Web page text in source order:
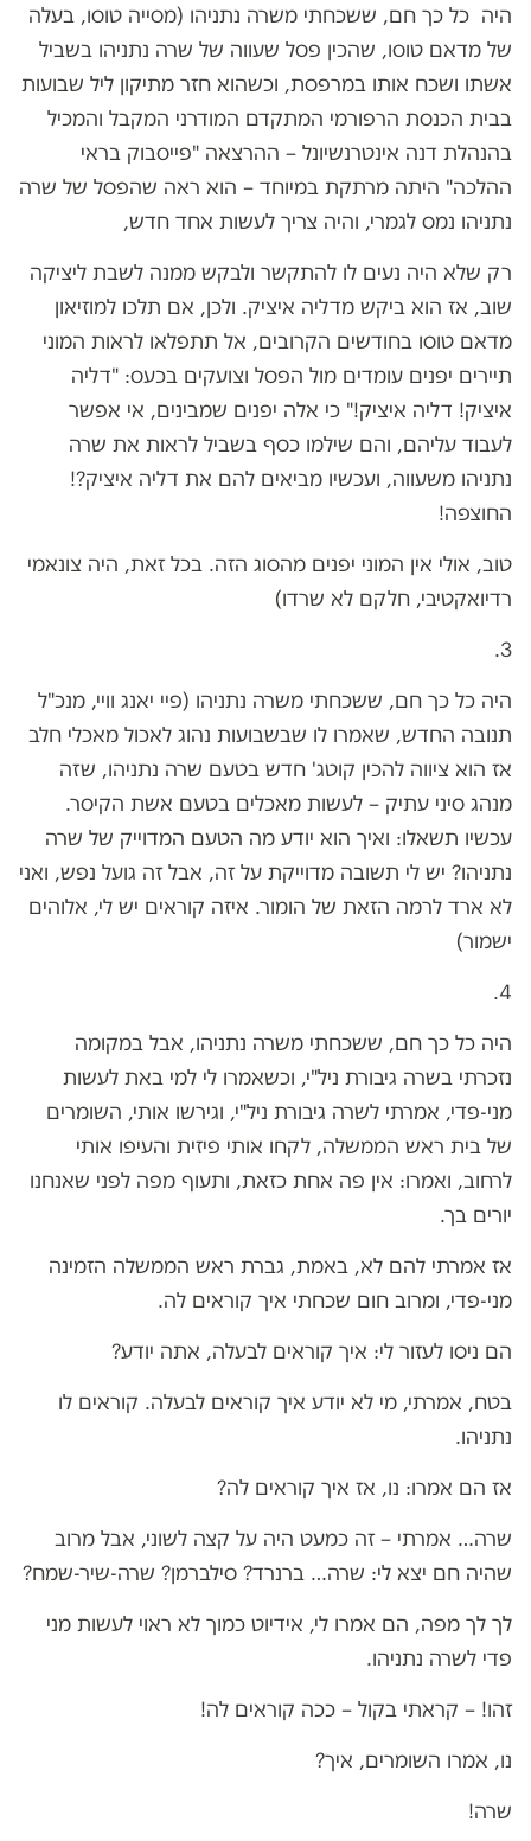
היה כל כך חם, ששכחתי משרה נתניהו (מסייה טוסו, בעלה
של מדאם טוסו, שהכין פסל שעווה של שרה נתניהו בשביל
אשתו ושכח אותו במרפסת, וכשהוא חזר מתיקון ליל שבועות
בבית הכנסת הרפורמי המתקדם המודרני המקבל והמכיל
בהנהלת דנה אינטרנשיונל – ההרצאה "פייסבוק בראי
ההלכה" היתה מרתקת במיוחד – הוא ראה שהפסל של שרה
נתניהו נמס לגמרי, והיה צריך לעשות אחד חדש,
רק שלא היה נעים לו להתקשר ולבקש ממנה לשבת ליציקה
שוב, אז הוא ביקש מדליה איציק. ולכן, אם תלכו למוזיאון
מדאם טוסו בחודשים הקרובים, אל תתפלאו לראות המוני
תיירים יפנים עומדים מול הפסל וצועקים בכעס: "דליה
איציק! דליה איציק!" כי אלה יפנים שמבינים, אי אפשר
לעבוד עליהם, והם שילמו כסף בשביל לראות את שרה
נתניהו משעווה, ועכשיו מביאים להם את דליה איציק?!
החוצפה!
טוב, אולי אין המוני יפנים מהסוג הזה. בכל זאת, היה צונאמי
רדיואקטיבי, חלקם לא שרדו)
3.
היה כל כך חם, ששכחתי משרה נתניהו (פיי יאנג וויי, מנכ"ל
תנובה החדש, שאמרו לו שבשבועות נהוג לאכול מאכלי חלב
אז הוא ציווה להכין קוטג' חדש בטעם שרה נתניהו, שזה
מנהג סיני עתיק – לעשות מאכלים בטעם אשת הקיסר.
עכשיו תשאלו: ואיך הוא יודע מה הטעם המדוייק של שרה
נתניהו? יש לי תשובה מדוייקת על זה, אבל זה גועל נפש, ואני
לא ארד לרמה הזאת של הומור. איזה קוראים יש לי, אלוהים
ישמור)
4.
היה כל כך חם, ששכחתי משרה נתניהו, אבל במקומה
נזכרתי בשרה גיבורת ניל"י, וכשאמרו לי למי באת לעשות
מני-פדי, אמרתי לשרה גיבורת ניל"י, וגירשו אותי, השומרים
של בית ראש הממשלה, לקחו אותי פיזית והעיפו אותי
לרחוב, ואמרו: אין פה אחת כזאת, ותעוף מפה לפני שאנחנו
יורים בך.
אז אמרתי להם לא, באמת, גברת ראש הממשלה הזמינה
מני-פדי, ומרוב חום שכחתי איך קוראים לה.
הם ניסו לעזור לי: איך קוראים לבעלה, אתה יודע?
בטח, אמרתי, מי לא יודע איך קוראים לבעלה. קוראים לו
נתניהו.
אז הם אמרו: נו, אז איך קוראים לה?
שרה… אמרתי – זה כמעט היה על קצה לשוני, אבל מרוב
שהיה חם יצא לי: שרה… ברנרד? סילברמן? שרה-שיר-שמח?
לך לך מפה, הם אמרו לי, אידיוט כמוך לא ראוי לעשות מני
פדי לשרה נתניהו.
זהו! – קראתי בקול – ככה קוראים לה!
נו, אמרו השומרים, איך?
שרה!